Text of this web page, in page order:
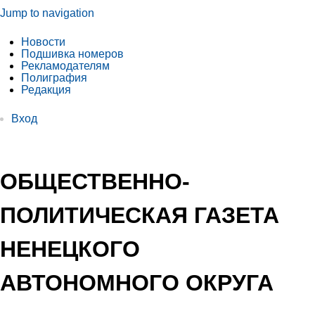
Jump to navigation
Новости
Подшивка номеров
Рекламодателям
Полиграфия
Редакция
Вход
ОБЩЕСТВЕННО-
ПОЛИТИЧЕСКАЯ ГАЗЕТА
НЕНЕЦКОГО
АВТОНОМНОГО ОКРУГА